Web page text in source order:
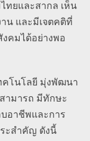
ทยและสากล เห็น
น และมีเจตคติที่
คมได้อย่างพอ
คโนโลยี มุ่งพัฒนา
ามารถ มีทักษะ
อาชีพและการ
ะสำคัญ ดังนี้